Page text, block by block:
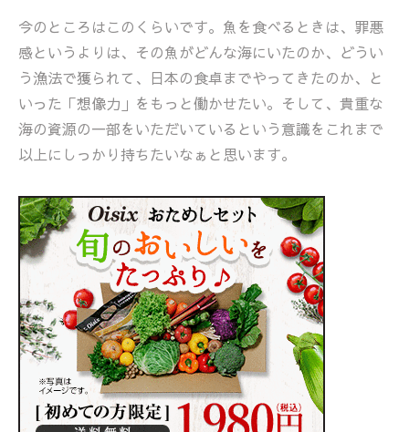
今のところはこのくらいです。魚を食べるときは、罪悪
感というよりは、その魚がどんな海にいたのか、どうい
う漁法で獲られて、日本の食卓までやってきたのか、と
いった「想像力」をもっと働かせたい。そして、貴重な
海の資源の一部をいただいているという意識をこれまで
以上にしっかり持ちたいなぁと思います。